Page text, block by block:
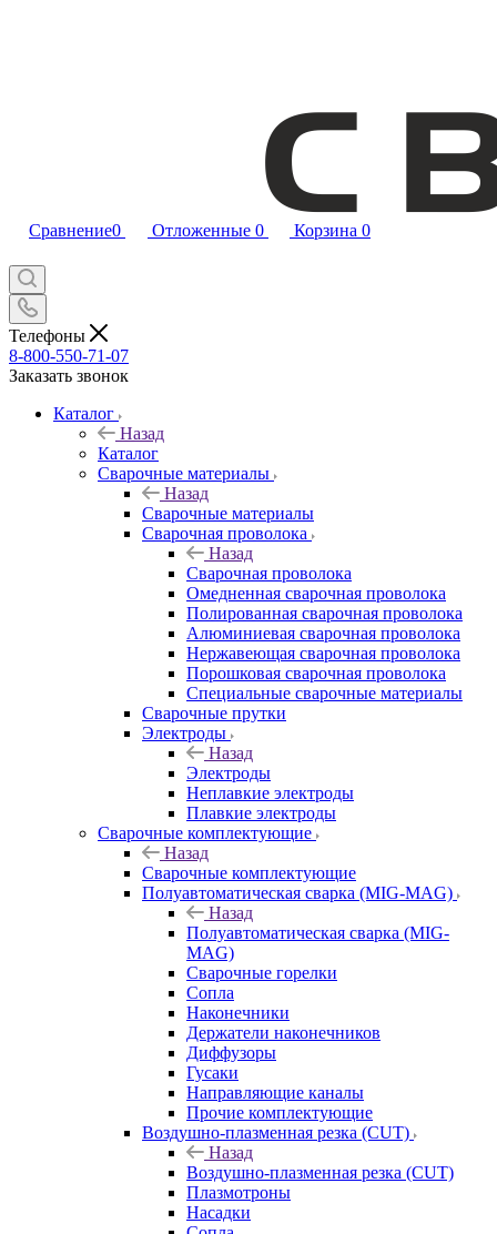
Сравнение0 Отложенные 0 Корзина 0
Телефоны
8-800-550-71-07
Заказать звонок
Каталог
Назад
Каталог
Сварочные материалы
Назад
Сварочные материалы
Сварочная проволока
Назад
Сварочная проволока
Омедненная сварочная проволока
Полированная сварочная проволока
Алюминиевая сварочная проволока
Нержавеющая сварочная проволока
Порошковая сварочная проволока
Специальные сварочные материалы
Сварочные прутки
Электроды
Назад
Электроды
Неплавкие электроды
Плавкие электроды
Сварочные комплектующие
Назад
Сварочные комплектующие
Полуавтоматическая сварка (MIG-MAG)
Назад
Полуавтоматическая сварка (MIG-
MAG)
Сварочные горелки
Сопла
Наконечники
Держатели наконечников
Диффузоры
Гусаки
Направляющие каналы
Прочие комплектующие
Воздушно-плазменная резка (CUT)
Назад
Воздушно-плазменная резка (CUT)
Плазмотроны
Насадки